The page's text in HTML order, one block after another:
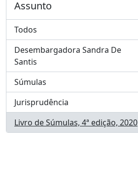
Assunto
Todos
Desembargadora Sandra De
Santis
, 1 resultados
Súmulas
, 1 resultados
Jurisprudência
, 1 resultados
Livro de Súmulas, 4ª edição, 2020
, 1 resultados